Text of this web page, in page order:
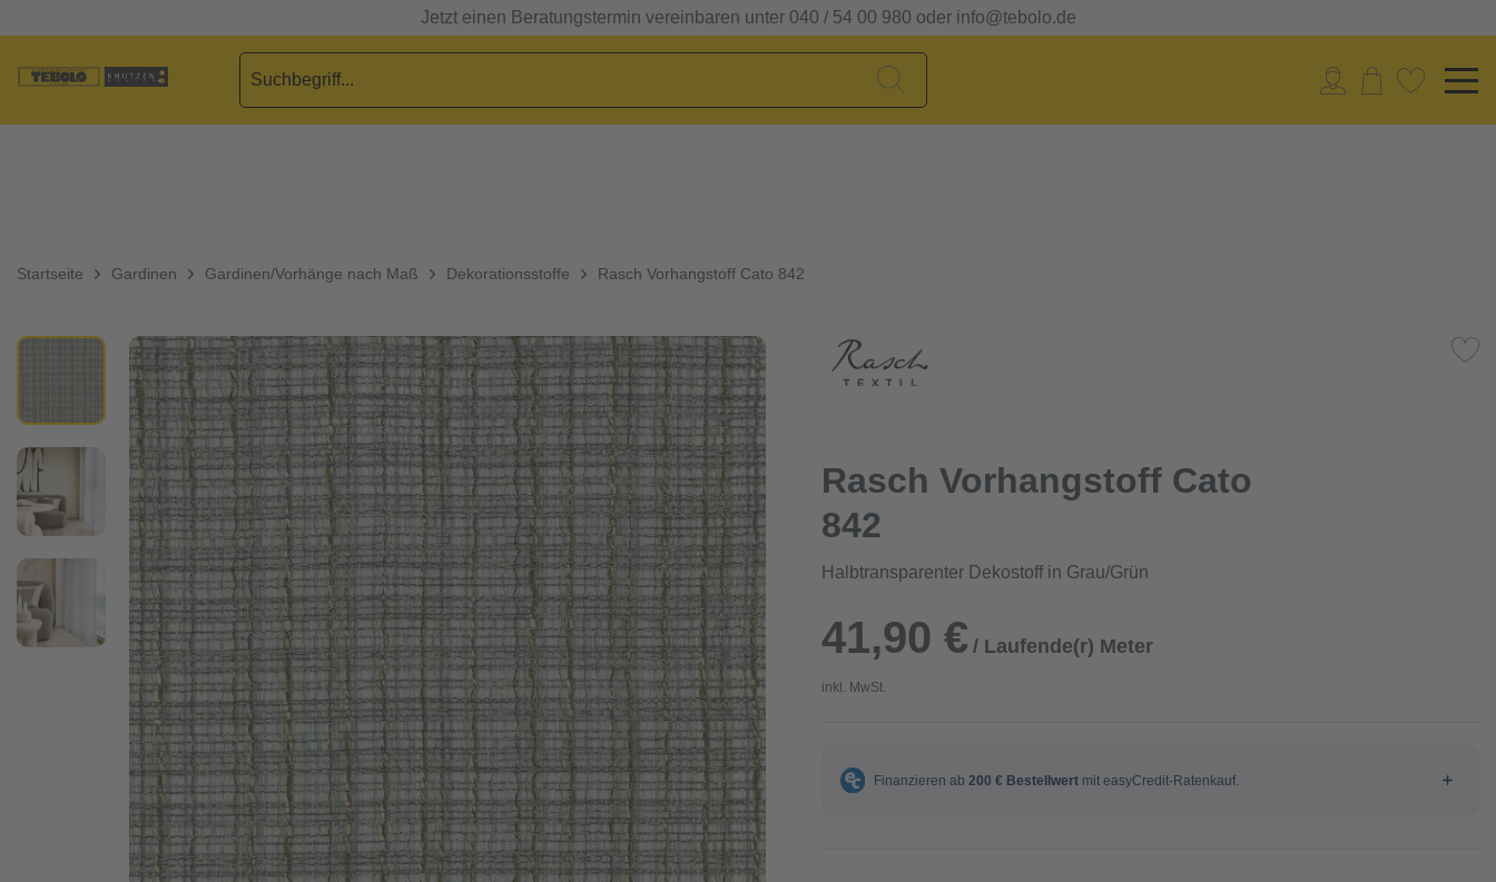
Jetzt einen Beratungstermin vereinbaren unter 040 / 54 00 980 oder info@tebolo.de
Startseite Gardinen Gardinen/Vorhänge nach Maß Dekorationsstoffe Rasch Vorhangstoff Cato 842
Rasch Vorhangstoff Cato
842
Halbtransparenter Dekostoff in Grau/Grün
41,90 € / Laufende(r) Meter
inkl. MwSt.